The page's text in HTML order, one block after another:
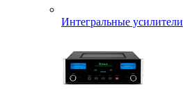
Интегральные усилители